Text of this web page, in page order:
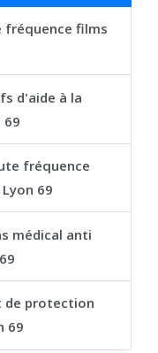
fréquence films
d'aide à la
fréquence
69
médical anti
de protection
69